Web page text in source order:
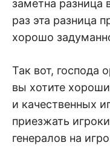
заметна разница
раз эта разница
хорошо
Так вот, господа
вы хотите
и качественных
приезжать
генералов на